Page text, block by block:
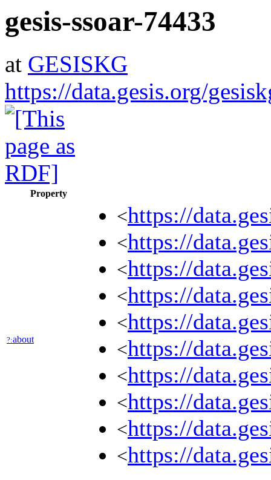
gesis-ssoar-74433
at GESISKG
https://data.gesis.org/
Property
?:about
<https://
<https://
<https://
<https://
<https://
<https://
<https://
<https://
<https://
<https://